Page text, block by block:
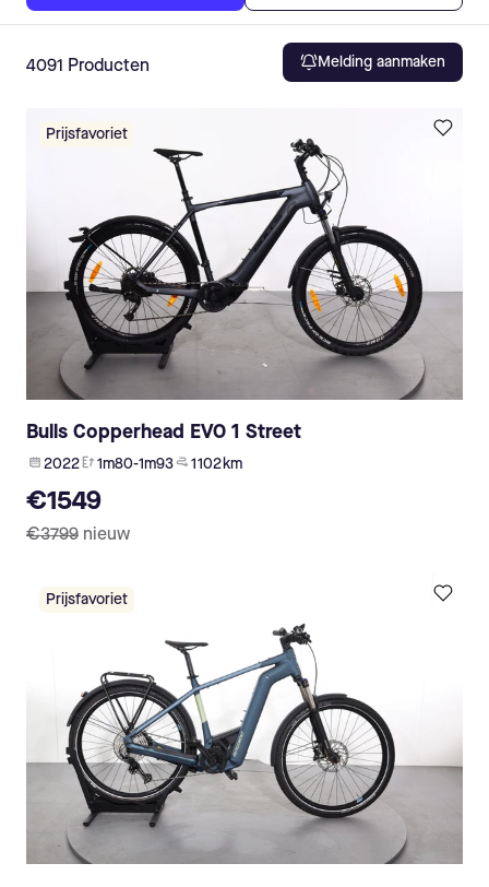
4091 Producten Melding aanmaken
Prijsfavoriet
Bulls Copperhead EVO 1 Street
2022 1m80-1m93 1 102 km
€1549
€3799 nieuw
Prijsfavoriet